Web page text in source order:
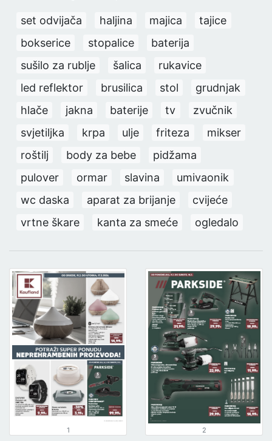
set odvijača haljina majica
tajice
bokserice
stopalice
baterija
sušilo za rublje
šalica
rukavice
led reflektor
brusilica stol
grudnjak
hlače
jakna baterije tv
zvučnik
svjetiljka
krpa ulje friteza
mikser
roštilj
body za bebe
pidžama
pulover
ormar slavina
umivaonik
wc daska
aparat za brijanje
cvijeće
vrtne škare
kanta za smeće ogledalo
1 2